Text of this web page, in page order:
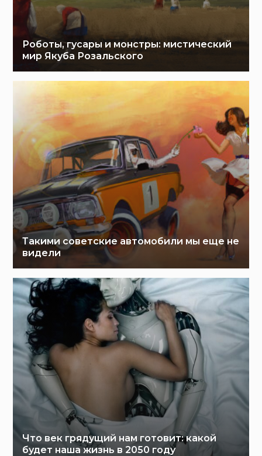
Роботы, гусары и монстры: мистический
мир Якуба Розальского
Такими советские автомобили мы еще не
видели
Что век грядущий нам готовит: какой
будет наша жизнь в 2050 году